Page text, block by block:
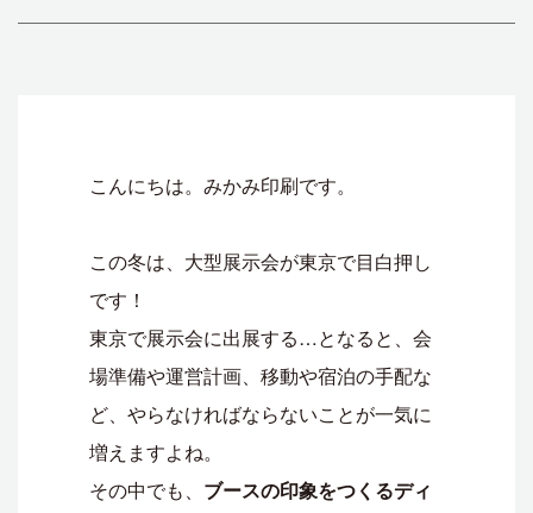
こんにちは。みかみ印刷です。
この冬は、大型展示会が東京で目白押し
です！
東京で展示会に出展する…となると、会
場準備や運営計画、移動や宿泊の手配な
ど、やらなければならないことが一気に
増えますよね。
その中でも、 ブースの印象をつくるディ